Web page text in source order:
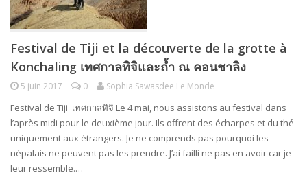
Festival de Tiji et la découverte de la grotte à
Konchaling เทศกาลทิจิและถ้ำ ณ คอนชาลิง
5 juin 2017 0 Sophia Sawasdee Le Monde
Festival de Tiji เทศกาลทิจิ Le 4 mai, nous assistons au festival dans
l’après midi pour le deuxième jour. Ils offrent des écharpes et du thé
uniquement aux étrangers. Je ne comprends pas pourquoi les
népalais ne peuvent pas les prendre. J’ai failli ne pas en avoir car je
leur ressemble.…